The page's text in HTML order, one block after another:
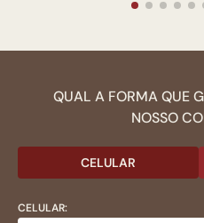
QUAL A FORMA QUE
NOSSO
CELULAR
CELULAR: